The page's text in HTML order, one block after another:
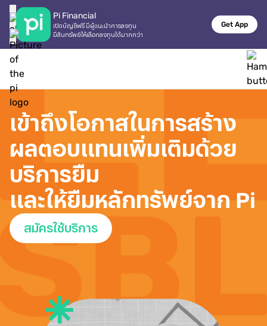
Pi Financial
เปิดบัญชีฟรี มีผู้แนะนำการลงทุน
มีสินทรัพย์ให้เลือกลงทุนได้มากกว่า
Get App
เข้าถึงโอกาสในการสร้าง
ผลตอบแทนเพิ่มเติมด้วย
บริการยืม
สมัครใช้บริการ